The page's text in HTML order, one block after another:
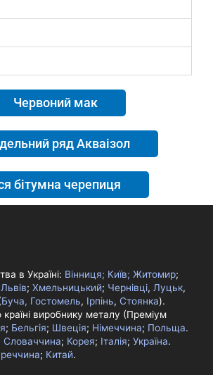
Червоний мак
ряд Акваізол
бітумна черепиця
в Україні: Вінниця; Київ; Житомир;
Львів; Хмельницький; Чернівці, Луцьк,
Буча, Гостомель, Ірпінь, Стоянка).
виробнику металу (Преміум
; Бельгія; Швеція; Німеччина; Польща.
Словаччина; Корея; Італія; Україна.
; Китай.